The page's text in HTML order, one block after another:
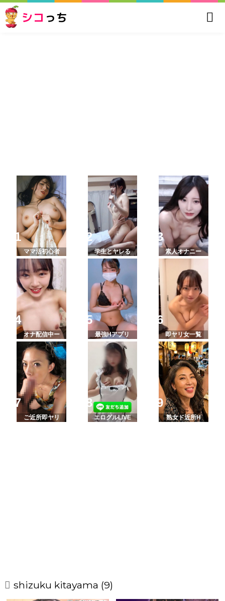
シコ っち
ママ活初心者 学生とヤレる 素人オナニー
オナ配信中ー 最強Hアプリ 即ヤリ女一覧
ご近所即ヤリ エログルLIVE 熟女ド近所H
shizuku kitayama (9)